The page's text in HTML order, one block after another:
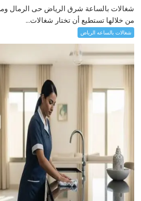
شغالات بالساعة شرق الرياض حى الرمال
من خلالها تستطيع أن تختار شغالات...
شغالات بالساعه الرياض